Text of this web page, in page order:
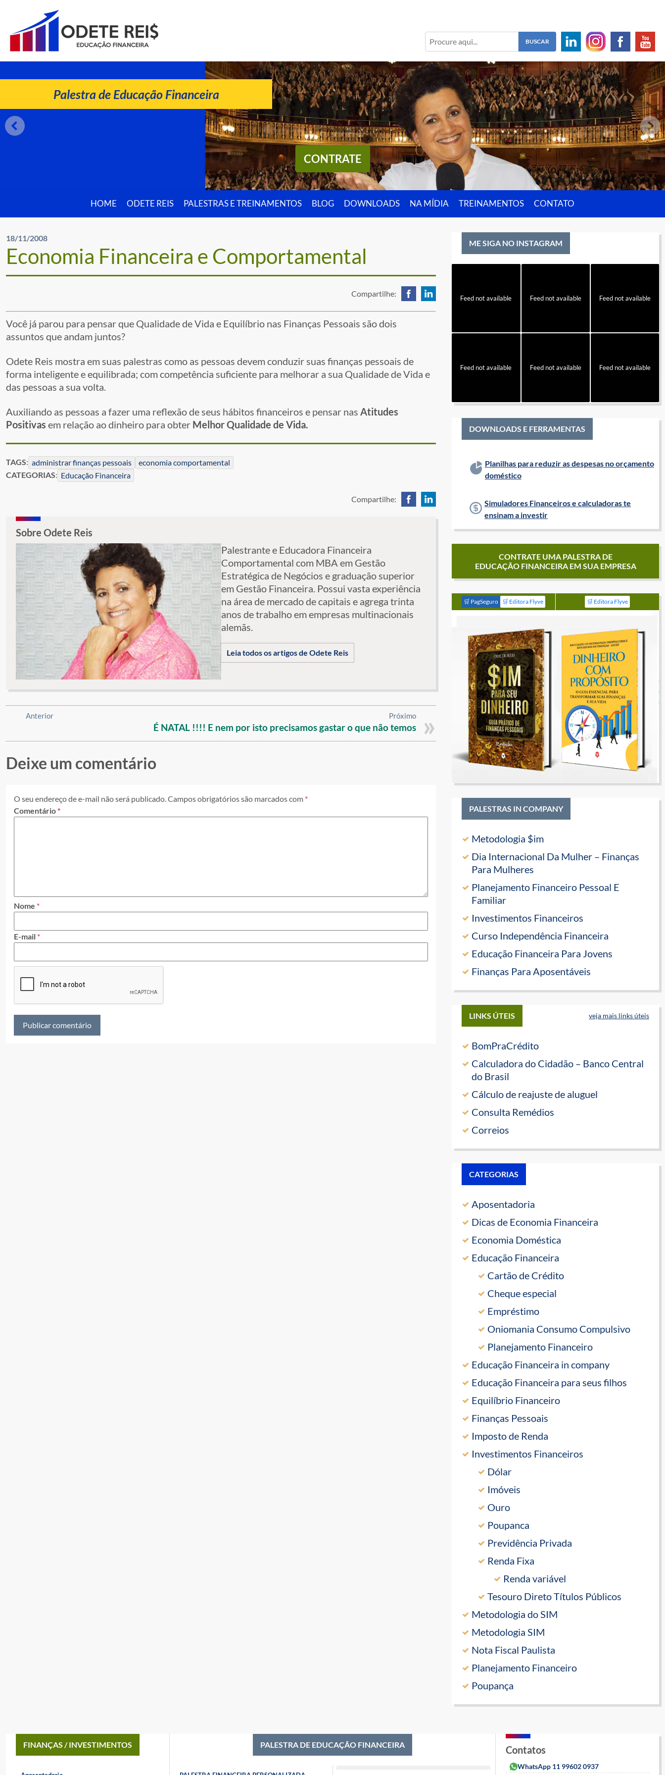
ODETE REIS
Palestrante de Educação Financeira
Palestra de Educação Financeira
CONTRATE
HOME ODETE REIS PALESTRAS E TREINAMENTOS BLOG DOWNLOADS NA MÍDIA TREINAMENTOS CONTATO
18/11/2008
Economia Financeira e Comportamental
Compartilhe:
Você já parou para pensar que Qualidade de Vida e Equilíbrio nas Finanças Pessoais são dois
assuntos que andam juntos?
Odete Reis mostra em suas palestras como as pessoas devem conduzir suas finanças pessoais de
forma inteligente e equilibrada; com competência suficiente para melhorar a sua Qualidade de Vida e
das pessoas a sua volta.
Auxiliando as pessoas a fazer uma reflexão de seus hábitos financeiros e pensar nas Atitudes
Positivas em relação ao dinheiro para obter Melhor Qualidade de Vida.
TAGS: administrar finanças pessoais
economia comportamental
CATEGORIAS: Educação Financeira
Compartilhe:
Sobre Odete Reis
Palestrante e Educadora Financeira
Comportamental com MBA em Gestão
Estratégica de Negócios e graduação superior
em Gestão Financeira. Possui vasta experiência
na área de mercado de capitais e agrega trinta
anos de trabalho em empresas multinacionais
alemãs.
Leia todos os artigos de Odete Reis
Anterior Próximo
É NATAL !!!! E nem por isto precisamos gastar o que não temos
Deixe um comentário
O seu endereço de e-mail não será publicado.Campos obrigatórios são marcados com *
Comentário*
Nome *
E-mail *
ME SIGA NO INSTAGRAM
Feed not available Feed not available Feed not available
Feed not available Feed not available Feed not available
DOWNLOADS E FERRAMENTAS
Planilhas para reduzir as despesas no orçamento
doméstico
Simuladores Financeiros e calculadoras te
ensinam a investir
CONTRATE UMA PALESTRA DE
EDUCAÇÃO FINANCEIRA EM SUA EMPRESA
🛒 PagSeguro 🛒 Editora Flyve 🛒 Editora Flyve
PALESTRAS IN COMPANY
Metodologia $im
Dia Internacional Da Mulher – Finanças
Para Mulheres
Planejamento Financeiro Pessoal E
Familiar
Investimentos Financeiros
Curso Independência Financeira
Educação Financeira Para Jovens
Finanças Para Aposentáveis
LINKS ÚTEIS veja mais links úteis
BomPraCrédito
Calculadora do Cidadão – Banco Central
do Brasil
Cálculo de reajuste de aluguel
Consulta Remédios
Correios
CATEGORIAS
Aposentadoria
Dicas de Economia Financeira
Economia Doméstica
Educação Financeira
Cartão de Crédito
Cheque especial
Empréstimo
Oniomania Consumo Compulsivo
Planejamento Financeiro
Educação Financeira in company
Educação Financeira para seus filhos
Equilíbrio Financeiro
Finanças Pessoais
Imposto de Renda
Investimentos Financeiros
Dólar
Imóveis
Ouro
Poupanca
Previdência Privada
Renda Fixa
Renda variável
Tesouro Direto Títulos Públicos
Metodologia do SIM
Metodologia SIM
Nota Fiscal Paulista
Planejamento Financeiro
Poupança
FINANÇAS / INVESTIMENTOS PALESTRA DE EDUCAÇÃO FINANCEIRA Contatos
WhatsApp 11 99602 0937